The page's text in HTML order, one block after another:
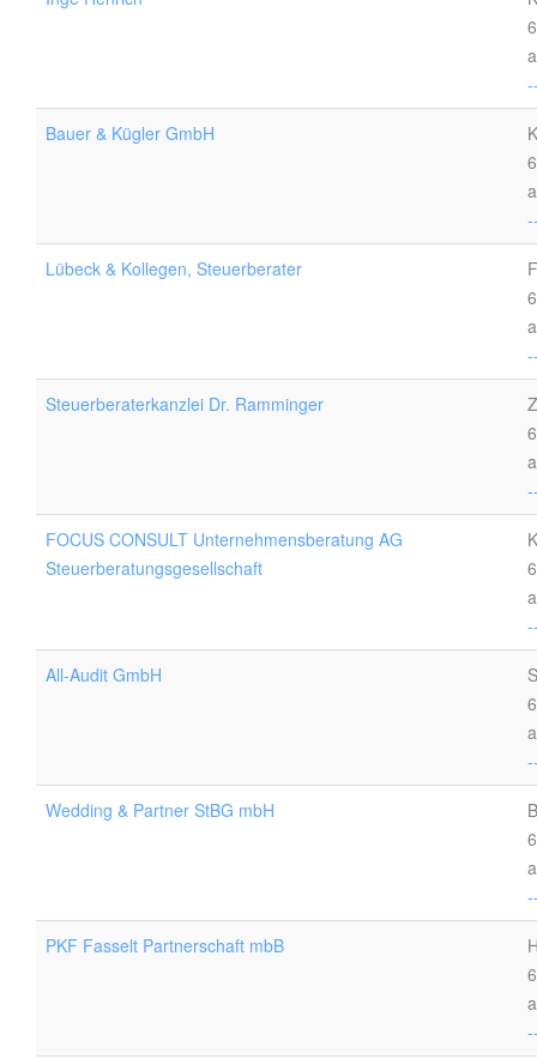
Bauer & Kügler GmbH
Lübeck & Kollegen, Steuerberater
Steuerberaterkanzlei Dr. Ramminger
FOCUS CONSULT Unternehmensberatung AG
Steuerberatungsgesellschaft
All-Audit GmbH
Wedding & Partner StBG mbH
PKF Fasselt Partnerschaft mbB